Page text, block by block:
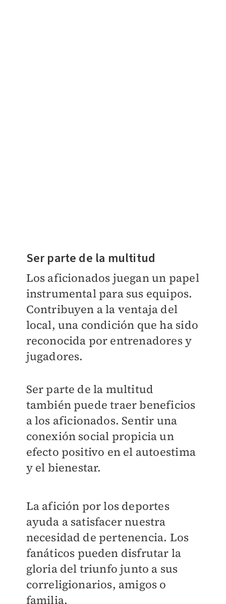
Ser parte de la multitud
Los aficionados juegan un papel
instrumental para sus equipos.
Contribuyen a la ventaja del
local, una condición que ha sido
reconocida por entrenadores y
jugadores.
Ser parte de la multitud
también puede traer beneficios
a los aficionados. Sentir una
conexión social propicia un
efecto positivo en el autoestima
y el bienestar.
La afición por los deportes
ayuda a satisfacer nuestra
necesidad de pertenencia. Los
fanáticos pueden disfrutar la
gloria del triunfo junto a sus
correligionarios, amigos o
familia.